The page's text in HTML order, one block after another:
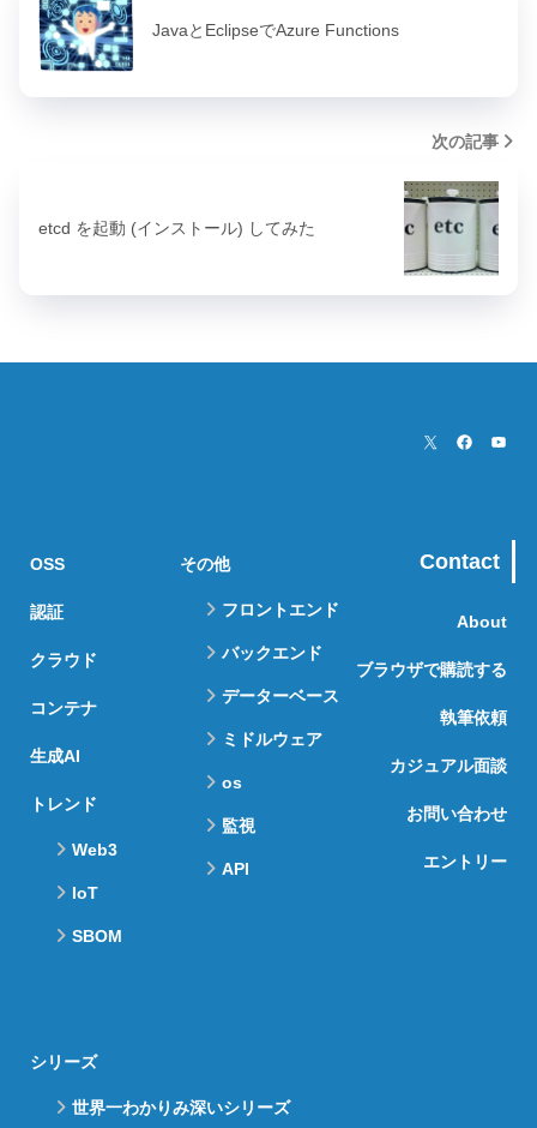
JavaとEclipseでAzure Functions
次の記事
etcd を起動 (インストール) してみた
OSS
認証
クラウド
コンテナ
生成AI
トレンド
Web3
IoT
SBOM
その他
フロントエンド
バックエンド
データーベース
ミドルウェア
os
監視
API
シリーズ
世界一わかりみ深いシリーズ
Contact
About
ブラウザで購読する
執筆依頼
カジュアル面談
お問い合わせ
エントリー